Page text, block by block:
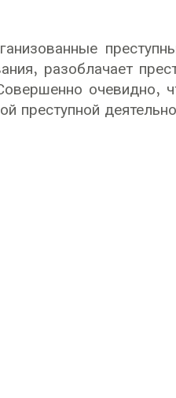
разоблачает
очевидно,
преступной